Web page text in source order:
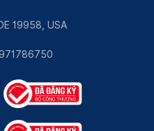
19958, USA